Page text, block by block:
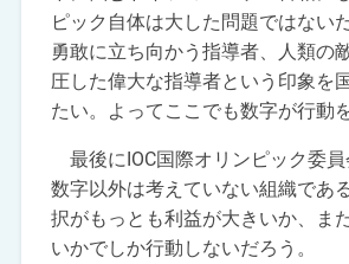
ピック自体は大した問題ではない
勇敢に立ち向かう指導者、人類の
圧した偉大な指導者という印象を
たい。よってここでも数字が行動
最後にIOC国際オリンピック委員
数字以外は考えていない組織であ
択がもっとも利益が大きいか、ま
いかでしか行動しないだろう。